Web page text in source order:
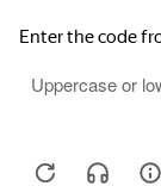
систем